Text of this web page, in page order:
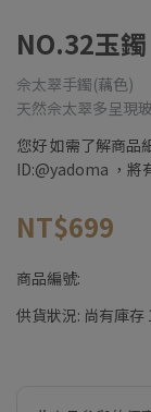
NO.32玉鐲
佘太翠手鐲(藕色)
天然佘太翠多呈現
您好 如需了解商品
ID:@yadoma ，將
NT$699
商品編號:
供貨狀況: 尚有庫存